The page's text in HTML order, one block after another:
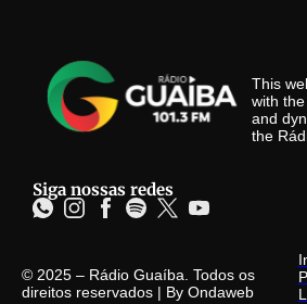
This
with
and
the
Siga nossas redes
© 2025 – Rádio Guaíba. Todos os
direitos reservados | By Ondaweb